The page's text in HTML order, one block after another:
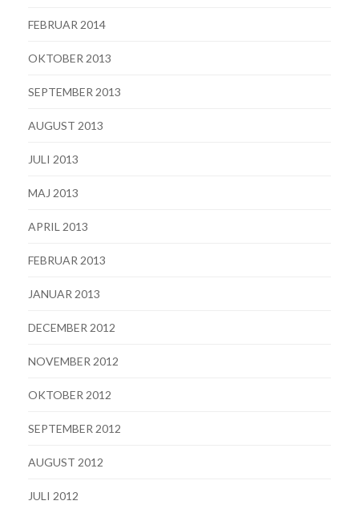
FEBRUAR 2014
OKTOBER 2013
SEPTEMBER 2013
AUGUST 2013
JULI 2013
MAJ 2013
APRIL 2013
FEBRUAR 2013
JANUAR 2013
DECEMBER 2012
NOVEMBER 2012
OKTOBER 2012
SEPTEMBER 2012
AUGUST 2012
JULI 2012